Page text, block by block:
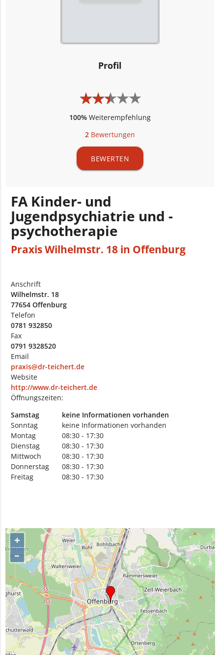
Profil
★★★★★
★★★★★
100% Weiterempfehlung
2 Bewertungen
BEWERTEN
FA Kinder- und
Jugendpsychiatrie und -
psychotherapie
Praxis Wilhelmstr. 18 in Offenburg
Anschrift
Wilhelmstr. 18
77654 Offenburg
Telefon
0781 932850
Fax
0791 9328520
Email
praxis@dr-teichert.de
Website
http://www.dr-teichert.de
Öffnungszeiten:
Samstag
keine Informationen vorhanden
Sonntag
keine Informationen vorhanden
Montag
08:30 - 17:30
Dienstag
08:30 - 17:30
Mittwoch
08:30 - 17:30
Donnerstag
08:30 - 17:30
Freitag
08:30 - 17:30
+
–